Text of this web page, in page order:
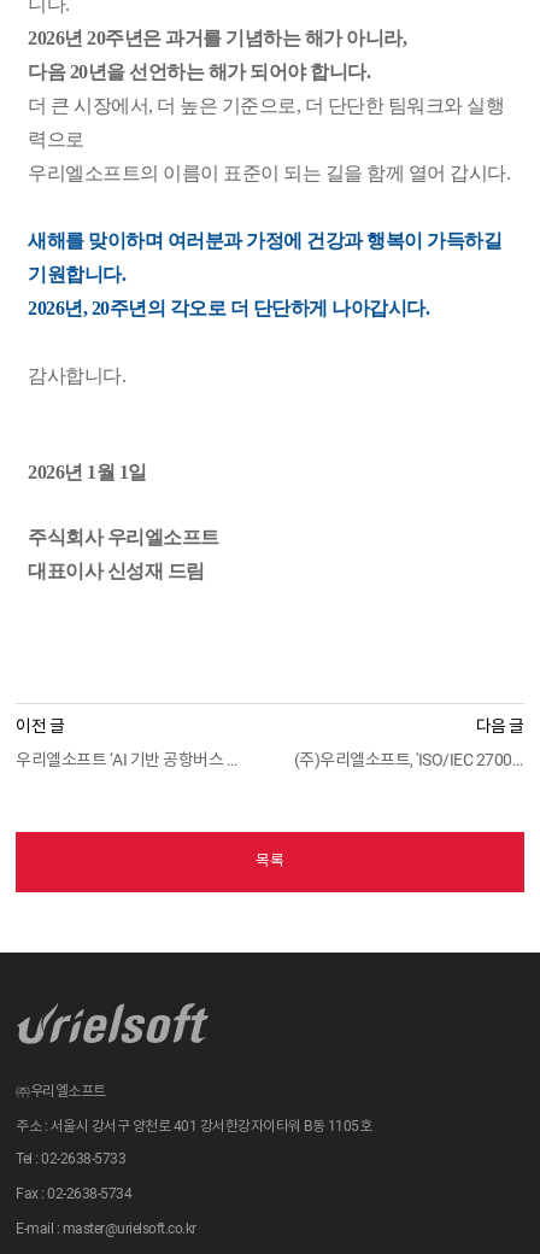
2026년 20주년은 과거를 기념하는 해가 아니라,
다음 20년을 선언하는 해가 되어야 합니다.
더 큰 시장에서, 더 높은 기준으로, 더 단단한 팀워크와 실행
력으로
우리엘소프트의 이름이 표준이 되는 길을 함께 열어 갑시다.
새해를 맞이하며 여러분과 가정에 건강과 행복이 가득하길
기원합니다.
2026년, 20주년의 각오로 더 단단하게 나아갑시다.
감사합니다.
2026년 1월 1일
주식회사 우리엘소프트
대표이사 신성재 드림
이전 글
우리엘소프트 ‘AI 기반 공항버스 혁신 서비스’ 본격 추진
다음 글
(주)우리엘소프트, 'ISO/IEC 27001' 인증 획득
목록
㈜우리엘소프트
주소 : 서울시 강서구 양천로 401 강서한강자이타워 B동 1105호
Tel : 02-2638-5733
Fax : 02-2638-5734
E-mail : master@urielsoft.co.kr